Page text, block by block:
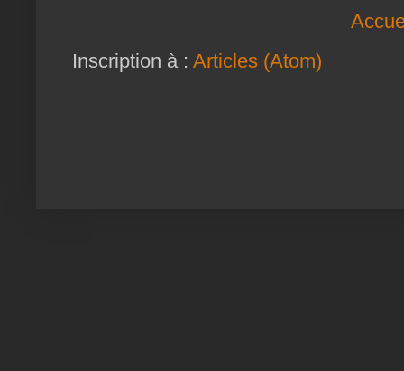
Inscription à : Articles (Atom)